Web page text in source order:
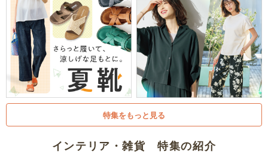
特集をもっと見る
インテリア・雑貨 特集の紹介